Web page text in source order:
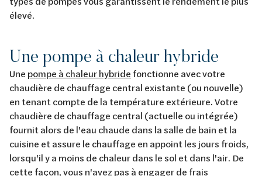
élevé.
Une pompe à chaleur hybride
Une pompe à chaleur hybride fonctionne avec votre
chaudière de chauffage central existante (ou nouvelle)
en tenant compte de la température extérieure. Votre
chaudière de chauffage central (actuelle ou intégrée)
fournit alors de l'eau chaude dans la salle de bain et la
cuisine et assure le chauffage en appoint les jours froids,
lorsqu'il y a moins de chaleur dans le sol et dans l'air. De
cette façon, vous n'avez pas à engager de frais